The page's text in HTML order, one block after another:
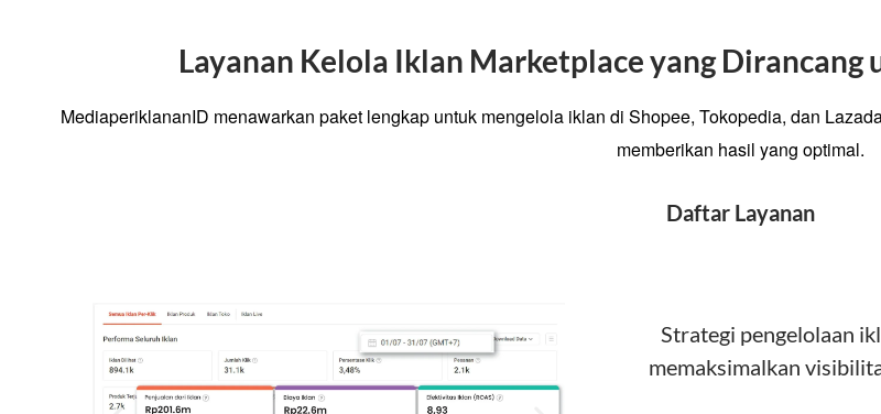
Layanan Kelola Iklan Marketplace yang
MediaperiklananID menawarkan paket lengkap untuk mengelola iklan di Shopee, Tokopedia, dan
memberikan hasil yang optimal.
Daftar Layanan
Strategi pengelolaan
memaksimalkan